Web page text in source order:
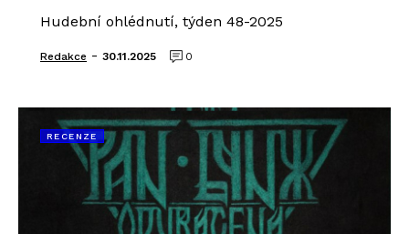
Hudební ohlédnutí, týden 48-2025
Redakce - 30.11.2025 0
RECENZE